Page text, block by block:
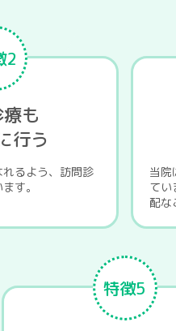
2
も
行う
るよう、訪問診
す。
当院
てい
配な
特徴5